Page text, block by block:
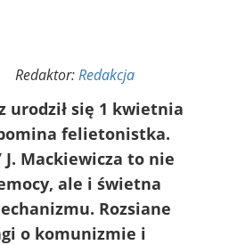
Redaktor:Redakcja
urodził się 1 kwietnia
felietonistka.
J. Mackiewicza to nie
ale i świetna
Rozsiane
o komunizmie i